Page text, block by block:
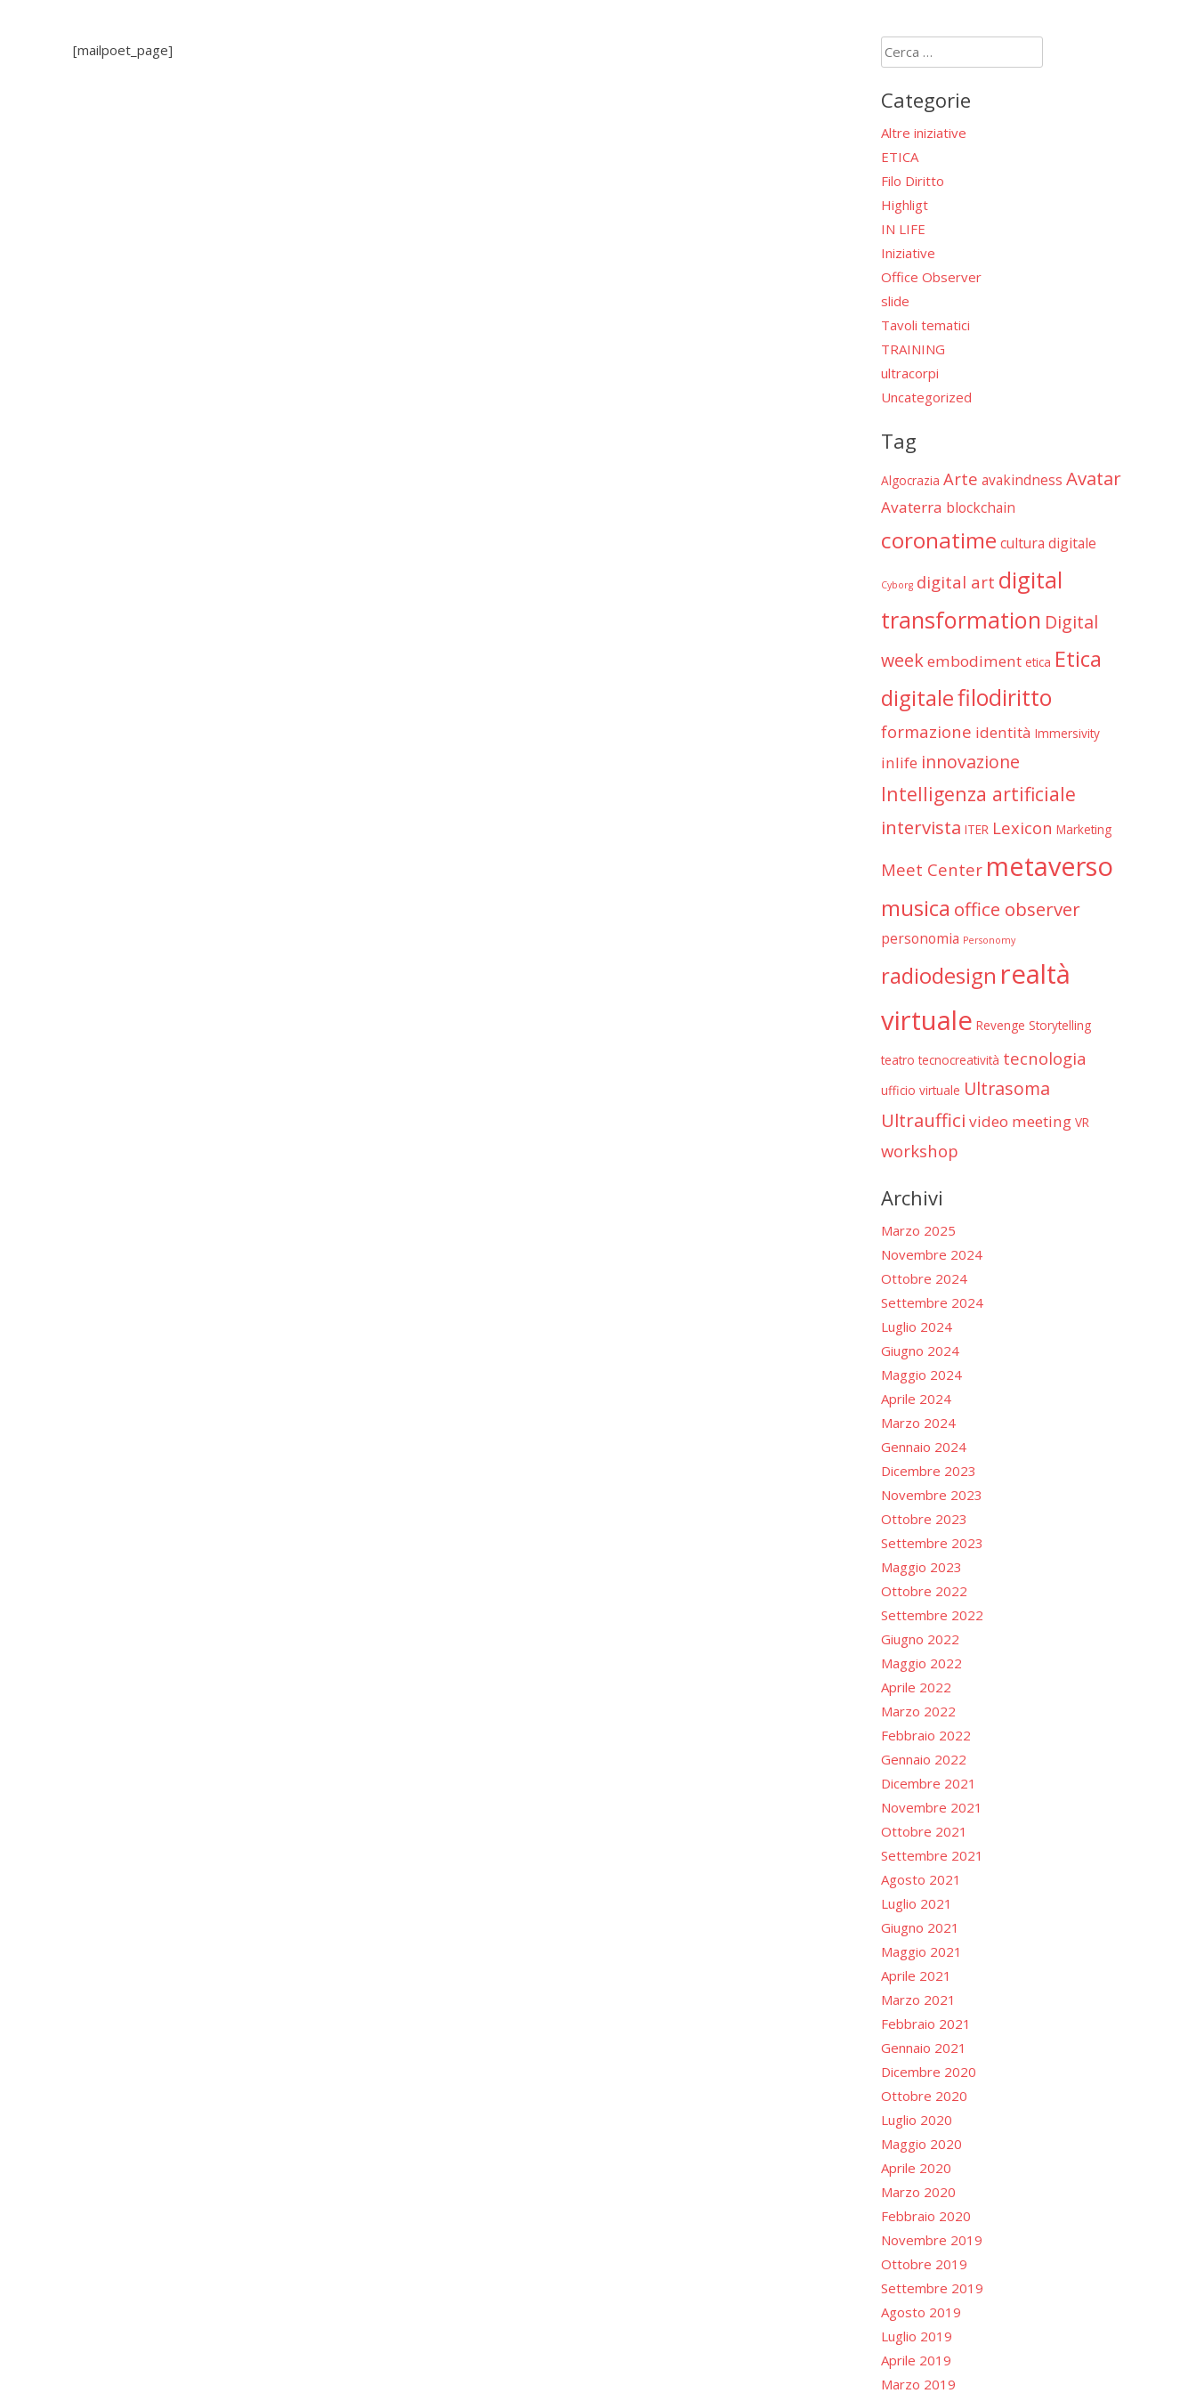
[mailpoet_page]
Ricerca
per:
Categorie
Altre iniziative
ETICA
Filo Diritto
Highligt
IN LIFE
Iniziative
Office Observer
slide
Tavoli tematici
TRAINING
ultracorpi
Uncategorized
Tag
Algocrazia Arte avakindness Avatar
Avaterra blockchain
coronatime cultura digitale
Cyborg digital art digital
transformation Digital
weekembodiment etica Etica
digitalefilodiritto
formazione identità Immersivity
inlife innovazione
Intelligenza artificiale
intervista ITER Lexicon Marketing
Meet Center metaverso
musica office observer
personomia Personomy
radiodesign realtà
virtuale Revenge Storytelling
teatro tecnocreatività tecnologia
ufficio virtuale Ultrasoma
Ultrauffici video meeting VR
workshop
Archivi
Marzo 2025
Novembre 2024
Ottobre 2024
Settembre 2024
Luglio 2024
Giugno 2024
Maggio 2024
Aprile 2024
Marzo 2024
Gennaio 2024
Dicembre 2023
Novembre 2023
Ottobre 2023
Settembre 2023
Maggio 2023
Ottobre 2022
Settembre 2022
Giugno 2022
Maggio 2022
Aprile 2022
Marzo 2022
Febbraio 2022
Gennaio 2022
Dicembre 2021
Novembre 2021
Ottobre 2021
Settembre 2021
Agosto 2021
Luglio 2021
Giugno 2021
Maggio 2021
Aprile 2021
Marzo 2021
Febbraio 2021
Gennaio 2021
Dicembre 2020
Ottobre 2020
Luglio 2020
Maggio 2020
Aprile 2020
Marzo 2020
Febbraio 2020
Novembre 2019
Ottobre 2019
Settembre 2019
Agosto 2019
Luglio 2019
Aprile 2019
Marzo 2019